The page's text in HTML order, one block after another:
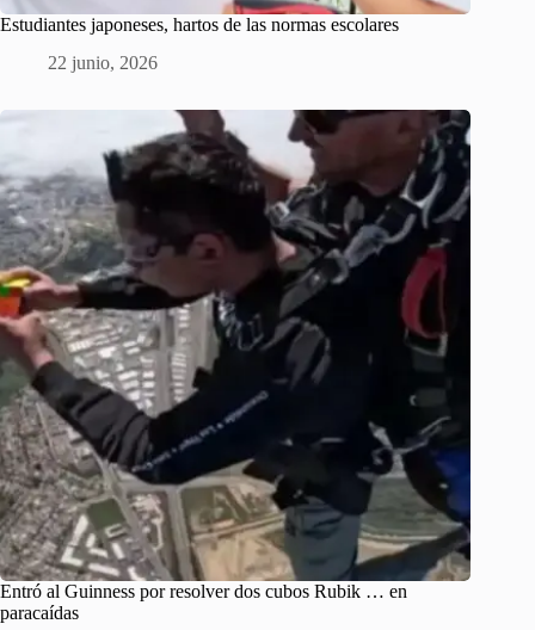
Estudiantes japoneses, hartos de las normas escolares
22 junio, 2026
Entró al Guinness por resolver dos cubos Rubik … en
paracaídas